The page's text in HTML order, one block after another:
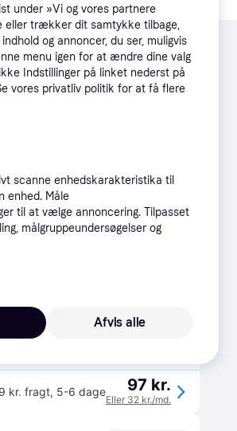
Promoveret
· 49 kr. fragt 1-2 dage60 kr.
kr. fragt, 5-6 dage 97 kr.
Eller 32 kr./md.
under »Vi og vores partnere
eller trækker dit samtykke tilbage,
og annoncer, du ser, muligvis
menu igen for at ændre dine valg
Indstillinger på linket nederst på
vores privatliv politik for at få flere
scanne enhedskarakteristika til
enhed. Måle
til at vælge annoncering. Tilpasset
målgruppeundersøgelser og
Afvis alle